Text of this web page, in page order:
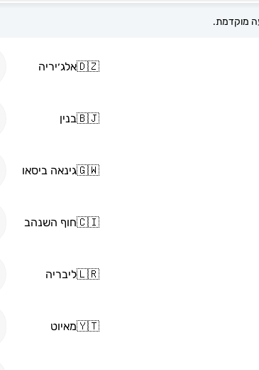
🇩🇿אלג׳יריה
🇧🇯בנין
🇬🇼גינאה ביסאו
🇨🇮חוף השנהב
🇱🇷ליבריה
🇾🇹מאיוט